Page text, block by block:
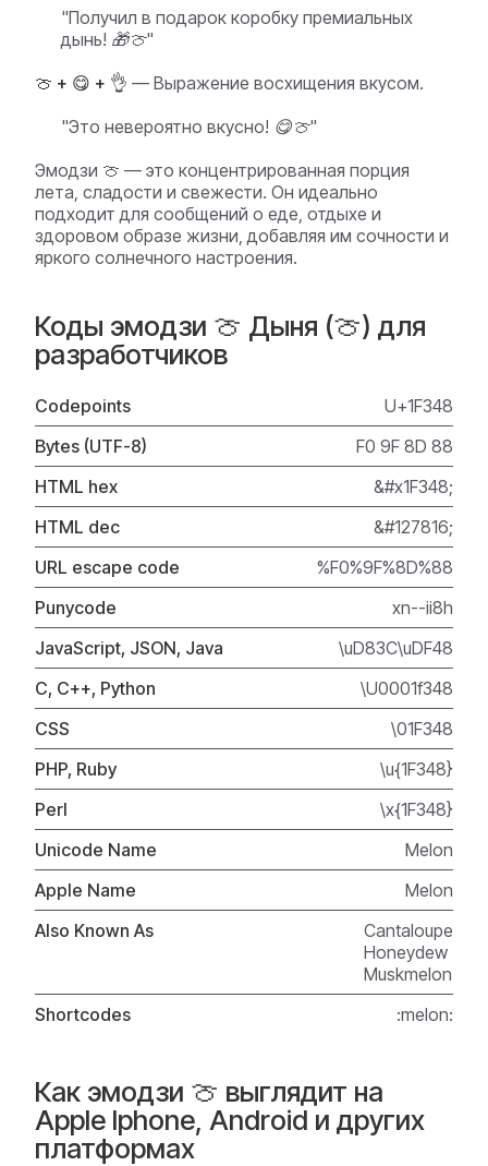
"Получил в подарок коробку премиальных
дынь! 🎁🍈"
🍈 + 😋 + 👌 — Выражение восхищения вкусом.
"Это невероятно вкусно! 😋🍈"
Эмодзи 🍈 — это концентрированная порция
лета, сладости и свежести. Он идеально
подходит для сообщений о еде, отдыхе и
здоровом образе жизни, добавляя им сочности и
яркого солнечного настроения.
Коды эмодзи 🍈 Дыня (🍈) для
разработчиков
Codepoints
U+1F348
Bytes (UTF-8)
F0 9F 8D 88
HTML hex
&#x1F348;
HTML dec
&#127816;
URL escape code
%F0%9F%8D%88
Punycode
xn--ii8h
JavaScript, JSON, Java
\uD83C\uDF48
C, C++, Python
\U0001f348
CSS
\01F348
PHP, Ruby
\u{1F348}
Perl
\x{1F348}
Unicode Name
Melon
Apple Name
Melon
Also Known As
Cantaloupe
Honeydew
Muskmelon
Shortcodes
:melon:
Как эмодзи 🍈 выглядит на
Apple Iphone, Android и других
платформах